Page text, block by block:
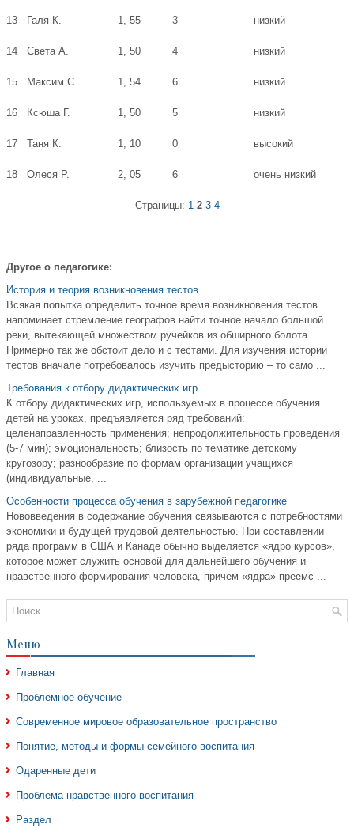
13 Галя К. 1, 55 3 низкий
14 Света А. 1, 50 4 низкий
15 Максим С. 1, 54 6 низкий
16 Ксюша Г. 1, 50 5 низкий
17 Таня К. 1, 10 0 высокий
18 Олеся Р. 2, 05 6 очень низкий
Страницы: 1 2 3 4
Другое о педагогике:
История и теория возникновения тестов
Всякая попытка определить точное время возникновения тестов
напоминает стремление географов найти точное начало большой
реки, вытекающей множеством ручейков из обширного болота.
Примерно так же обстоит дело и с тестами. Для изучения истории
тестов вначале потребовалось изучить предысторию – то само ...
Требования к отбору дидактических игр
К отбору дидактических игр, используемых в процессе обучения
детей на уроках, предъявляется ряд требований:
целенаправленность применения; непродолжительность проведения
(5-7 мин); эмоциональность; близость по тематике детскому
кругозору; разнообразие по формам организации учащихся
(индивидуальные, ...
Особенности процесса обучения в зарубежной педагогике
Нововведения в содержание обучения связываются с потребностями
экономики и будущей трудовой деятельностью. При составлении
ряда программ в США и Канаде обычно выделяется «ядро курсов»,
которое может служить основой для дальнейшего обучения и
нравственного формирования человека, причем «ядра» преемс ...
Меню
Главная
Проблемное обучение
Современное мировое образовательное пространство
Понятие, методы и формы семейного воспитания
Одаренные дети
Проблема нравственного воспитания
Раздел